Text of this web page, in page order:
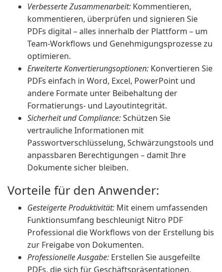
Verbesserte Zusammenarbeit: Kommentieren,
kommentieren, überprüfen und signieren Sie
PDFs digital – alles innerhalb der Plattform – um
Team-Workflows und Genehmigungsprozesse zu
optimieren.
Erweiterte Konvertierungsoptionen: Konvertieren Sie
PDFs einfach in Word, Excel, PowerPoint und
andere Formate unter Beibehaltung der
Formatierungs- und Layoutintegrität.
Sicherheit und Compliance:Schützen Sie
vertrauliche Informationen mit
Passwortverschlüsselung, Schwärzungstools und
anpassbaren Berechtigungen – damit Ihre
Dokumente sicher bleiben.
Vorteile für den Anwender:
Gesteigerte Produktivität: Mit einem umfassenden
Funktionsumfang beschleunigt Nitro PDF
Professional die Workflows von der Erstellung bis
zur Freigabe von Dokumenten.
Professionelle Ausgabe: Erstellen Sie ausgefeilte
PDFs, die sich für Geschäftspräsentationen,